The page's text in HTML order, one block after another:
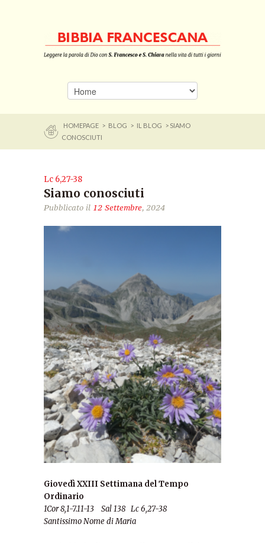
HOMEPAGE > BLOG > IL BLOG
> SIAMO
CONOSCIUTI
Lc 6,27-38
Siamo conosciuti
Pubblicato il 12 Settembre, 2024
Giovedì XXIII Settimana del Tempo
Ordinario
1Cor 8,1-7.11-13 Sal 138 Lc 6,27-38
Santissimo Nome di Maria